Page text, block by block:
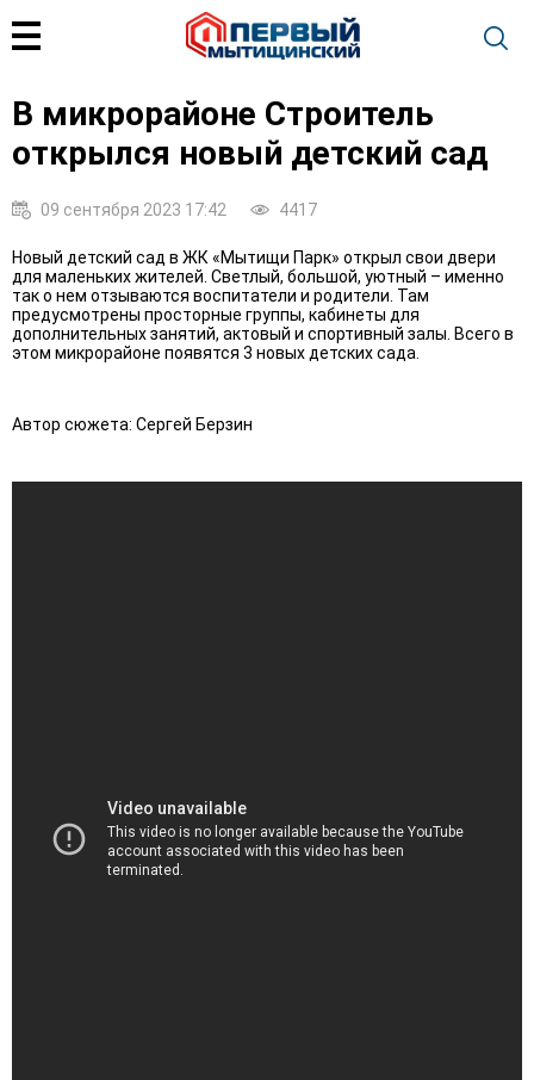
В микрорайоне Строитель
открылся новый детский сад
09 сентября 2023 17:42 4417
Новый детский сад в ЖК «Мытищи Парк» открыл свои двери
для маленьких жителей. Светлый, большой, уютный – именно
так о нем отзываются воспитатели и родители. Там
предусмотрены просторные группы, кабинеты для
дополнительных занятий, актовый и спортивный залы. Всего в
этом микрорайоне появятся 3 новых детских сада.
Автор сюжета: Сергей Берзин